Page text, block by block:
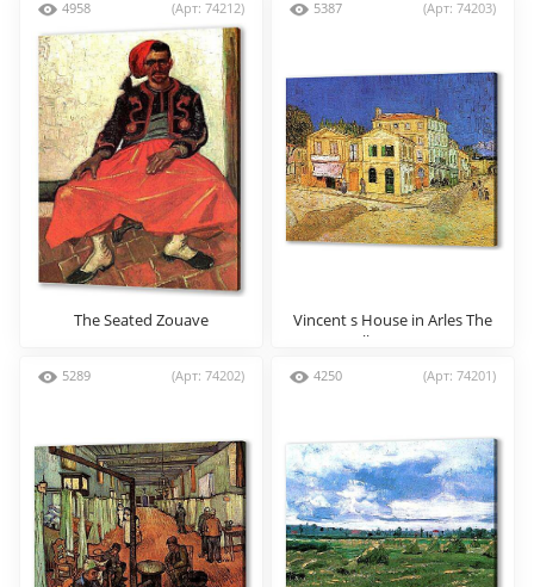
4958 (Арт: 74212)
The Seated Zouave
5387 (Арт: 74203)
Vincent s House in Arles The
Yellow House
5289 (Арт: 74202) 4250 (Арт: 74201)